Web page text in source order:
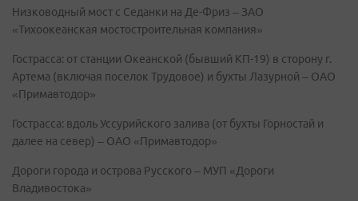
Низководный мост с Седанки на Де-Фриз – ЗАО
«Тихоокеанская мостостроительная компания»
Гострасса: от станции Океанской (бывший КП-19) в сторону г.
Артема (включая поселок Трудовое) и бухты Лазурной – ОАО
«Примавтодор»
Гострасса: вдоль Уссурийского залива (от бухты Горностай и
далее на север) – ОАО «Примавтодор»
Дороги города и острова Русского – МУП «Дороги
Владивостока»